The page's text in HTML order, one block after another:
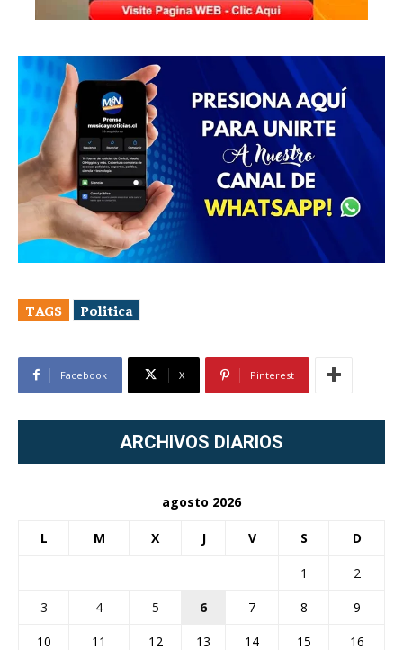
TAGS Politica
Facebook X Pinterest
ARCHIVOS DIARIOS
agosto 2026
L M X J V S D
1
2
3
4 5 6 7 8
9
10
11 12 13 14 15
16